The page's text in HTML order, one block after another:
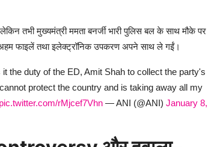
तभी मुख्यमंत्री ममता बनर्जी भारी पुलिस बल के साथ मौके पर
फाइलें तथा इलेक्ट्रॉनिक उपकरण अपने साथ ले गईं।
the duty of the ED, Amit Shah to collect the party's
protect the country and is taking away all my
pic.twitter.com/rMjcef7Vhn — ANI (@ANI) January 8,